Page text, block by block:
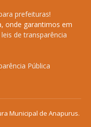
prefeituras!
onde garantimos em
leis de transparência
Pública
Municipal de Anapurus.